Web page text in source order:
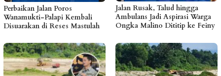
Perbaikan Jalan Poros
Wanamukti-Palapi Kembali
Disuarakan di Reses Mastulah
Jalan Rusak, Talud hingga
Ambulans Jadi Aspirasi Warga
Ongka Malino Dititip ke Feiny